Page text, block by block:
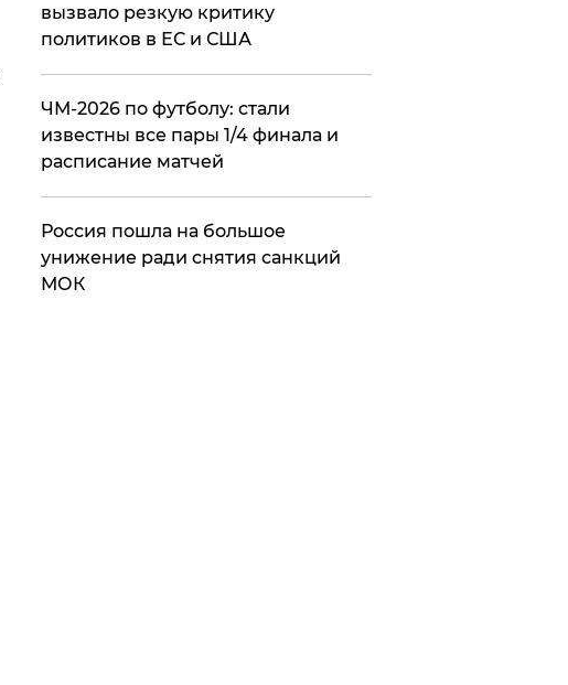
вызвало резкую критику
политиков в ЕС и США
ЧМ-2026 по футболу: стали
известны все пары 1/4 финала и
расписание матчей
Россия пошла на большое
унижение ради снятия санкций
МОК